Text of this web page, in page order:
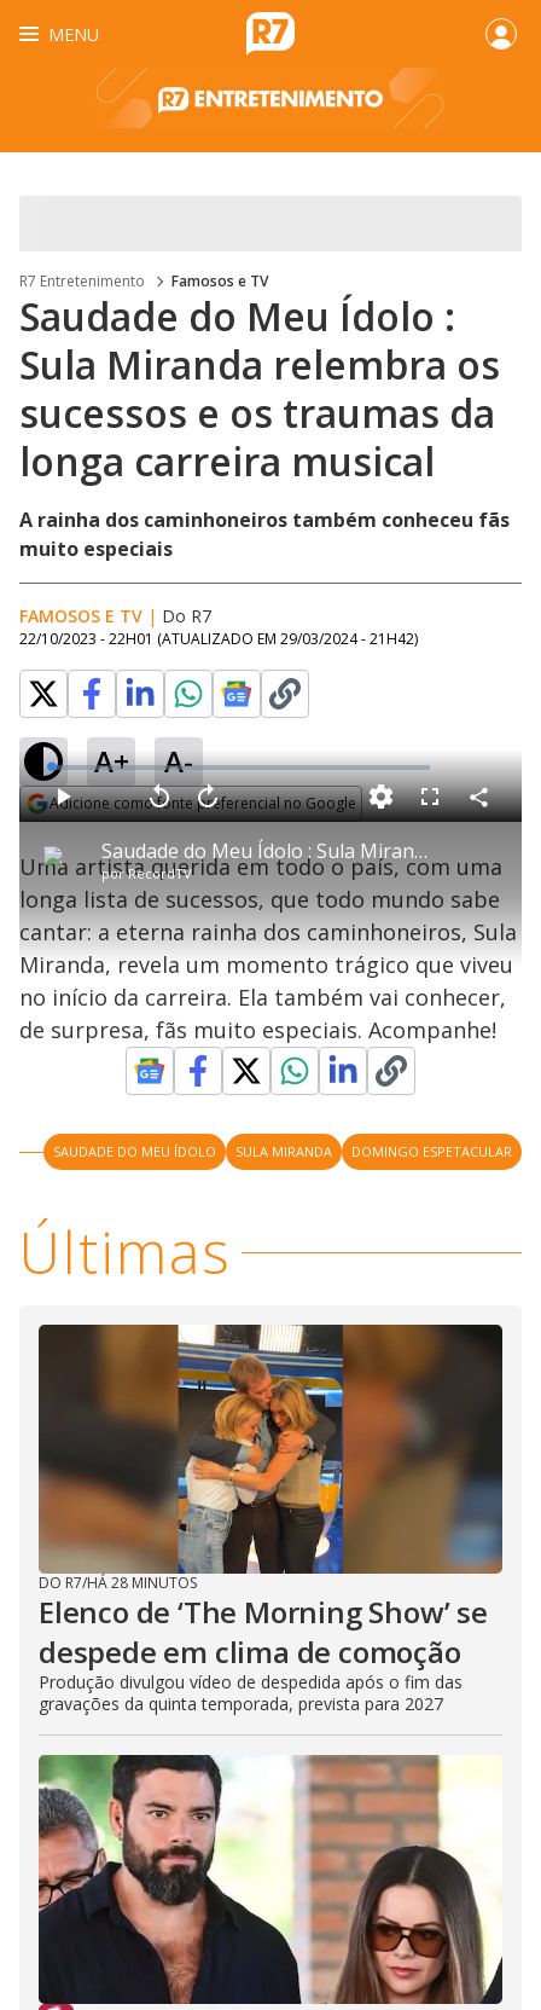
MENU
R7 Entretenimento Famosos e TV
Saudade do Meu Ídolo :
Sula Miranda relembra os
sucessos e os traumas da
longa carreira musical
A rainha dos caminhoneiros também conheceu fãs
muito especiais
FAMOSOS E TV | Do R7
22/10/2023 - 22H01 (ATUALIZADO EM 29/03/2024 - 21H42)
A+ A-
Adicione como fonte preferencial no Google
P
l
a
y
V
e
o
Saudade do Meu Ídolo : Sula Miranda relembra os sucessos e os traumas da longa carreira musical
porRecordTV
P V
t
a
r
e
g
n
d
s
A
n
ç
a
1
s
e
u
n
d
o
s
o
L
o
a
d
e
:
1
.
4
9
%
F
s
c
e
n
C
o
a
r
i
l
h
a
Uma artista querida em todo o país, com uma
longa lista de sucessos, que todo mundo sabe
cantar: a eterna rainha dos caminhoneiros, Sula
Miranda, revela um momento trágico que viveu
no início da carreira. Ela também vai conhecer,
de surpresa, fãs muito especiais. Acompanhe!
SAUDADE DO MEU ÍDOLO SULA MIRANDA DOMINGO ESPETACULAR
Últimas
DO R7/HÁ 28 MINUTOS
Elenco de ‘The Morning Show’ se
despede em clima de comoção
Produção divulgou vídeo de despedida após o fim das
gravações da quinta temporada, prevista para 2027